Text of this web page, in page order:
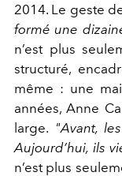
2014. Le geste
formé une
n’est plus
structuré,
même : une
années, Anne
large. "Avant,
Aujourd’hui, ils
n’est plus